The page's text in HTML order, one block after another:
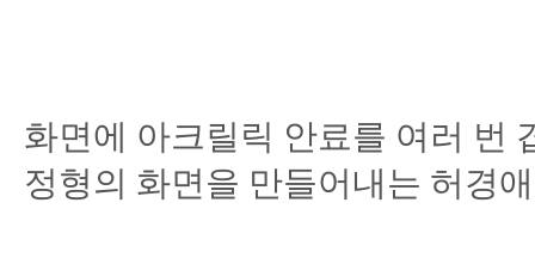
화면에 아크릴릭 안료를 여러 번
정형의 화면을 만들어내는 허경